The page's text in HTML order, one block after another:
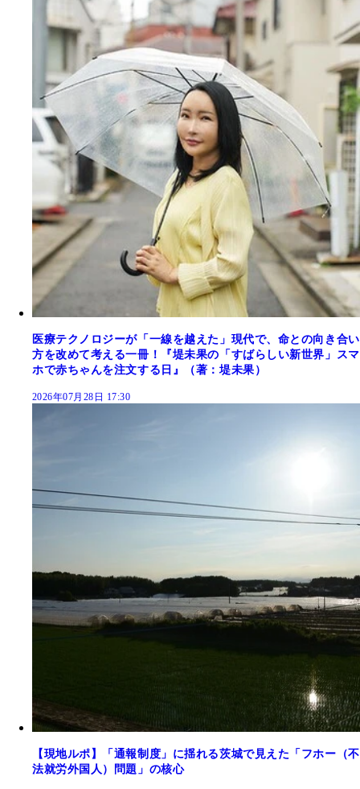
医療テクノロジーが「一線を越えた」現代で、命との向き合い
方を改めて考える一冊！『堤未果の「すばらしい新世界」スマ
ホで赤ちゃんを注文する日』（著：堤未果）
2026年07月28日 17:30
【現地ルポ】「通報制度」に揺れる茨城で見えた「フホー（不
法就労外国人）問題」の核心